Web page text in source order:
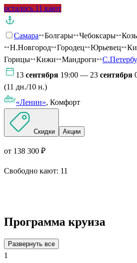
осталось 11 кают
Самара Болгары Чебоксары
Н.Новгород
Городец Юрьевец
Горицы
Кижи Мандроги
13 сентября 19:00 — 23 сентября
(11 дн./10 н.)
«Ленин», Комфорт
Скидки Акции
от 138 300 ₽
Свободно кают: 11
Программа круиза
Развернуть все
1